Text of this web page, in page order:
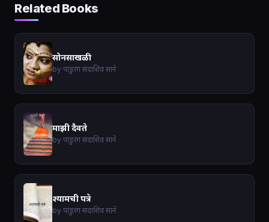
Related Books
सोनसाखळी
by पांडुरंग सदाशिव साने
माझी दैवते
by पांडुरंग सदाशिव साने
श्यामची पत्रे
by पांडुरंग सदाशिव साने